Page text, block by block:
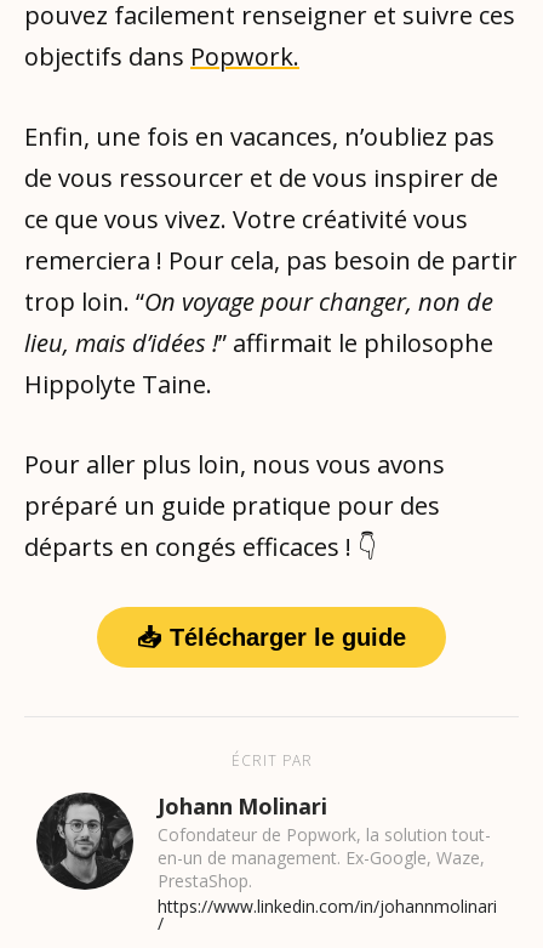
pouvez facilement renseigner et suivre ces
objectifs dans Popwork.
Enfin, une fois en vacances, n’oubliez pas
de vous ressourcer et de vous inspirer de
ce que vous vivez. Votre créativité vous
remerciera ! Pour cela, pas besoin de partir
trop loin. “On voyage pour changer, non de
lieu, mais d’idées !” affirmait le philosophe
Hippolyte Taine.
Pour aller plus loin, nous vous avons
préparé un guide pratique pour des
départs en congés efficaces ! 👇
📥 Télécharger le guide
ÉCRIT PAR
Johann Molinari
Cofondateur de Popwork, la solution tout-
en-un de management. Ex-Google, Waze,
PrestaShop.
https://www.linkedin.com/in/johannmolinari
/